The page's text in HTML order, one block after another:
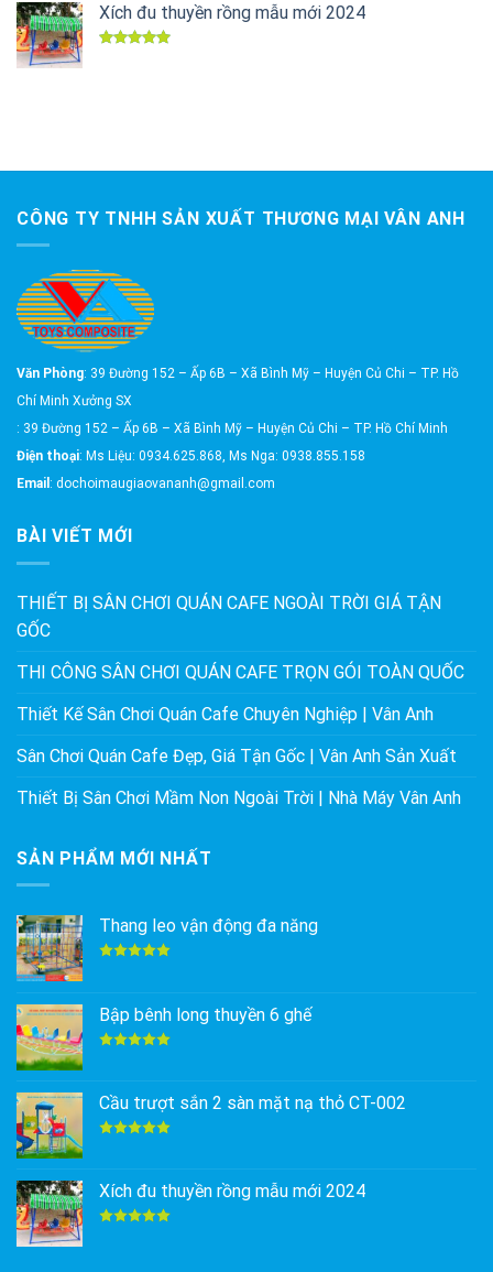
Xích đu thuyền rồng mẫu mới 2024
CÔNG TY TNHH SẢN XUẤT THƯƠNG MẠI VÂN ANH
Văn Phòng: 39 Đường 152 – Ấp 6B – Xã Bình Mỹ – Huyện Củ Chi – TP. Hồ
Chí Minh Xưởng SX
: 39 Đường 152 – Ấp 6B – Xã Bình Mỹ – Huyện Củ Chi – TP. Hồ Chí Minh
Điện thoại: Ms Liệu: 0934.625.868, Ms Nga: 0938.855.158
Email : dochoimaugiaovananh@gmail.com
BÀI VIẾT MỚI
THIẾT BỊ SÂN CHƠI QUÁN CAFE NGOÀI TRỜI GIÁ TẬN
GỐC
THI CÔNG SÂN CHƠI QUÁN CAFE TRỌN GÓI TOÀN QUỐC
Thiết Kế Sân Chơi Quán Cafe Chuyên Nghiệp | Vân Anh
Sân Chơi Quán Cafe Đẹp, Giá Tận Gốc | Vân Anh Sản Xuất
Thiết Bị Sân Chơi Mầm Non Ngoài Trời | Nhà Máy Vân Anh
SẢN PHẨM MỚI NHẤT
Thang leo vận động đa năng
Bập bênh long thuyền 6 ghế
Cầu trượt sắn 2 sàn mặt nạ thỏ CT-002
Xích đu thuyền rồng mẫu mới 2024